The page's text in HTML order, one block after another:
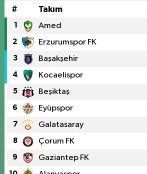
# Takım
1 Amed
2 Erzurumspor FK
3 Başakşehir
4 Kocaelispor
5 Beşiktaş
6 Eyüpspor
7 Galatasaray
8 Çorum FK
9 Gaziantep FK